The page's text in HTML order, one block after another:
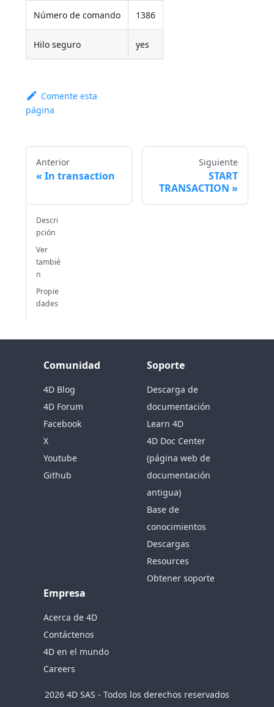
Número de comando 1386
Hilo seguro yes
Comente esta
página
Anterior
In transaction
Siguiente
START
TRANSACTION
Descri
pción
Ver
tambié
n
Propie
dades
Comunidad
4D Blog
4D Forum
Facebook
X
Youtube
Github
Soporte
Descarga de
documentación
Learn 4D
4D Doc Center
(página web de
documentación
antigua)
Base de
conocimientos
Descargas
Resources
Obtener soporte
Empresa
Acerca de 4D
Contáctenos
4D en el mundo
Careers
2026 4D SAS - Todos los derechos reservados